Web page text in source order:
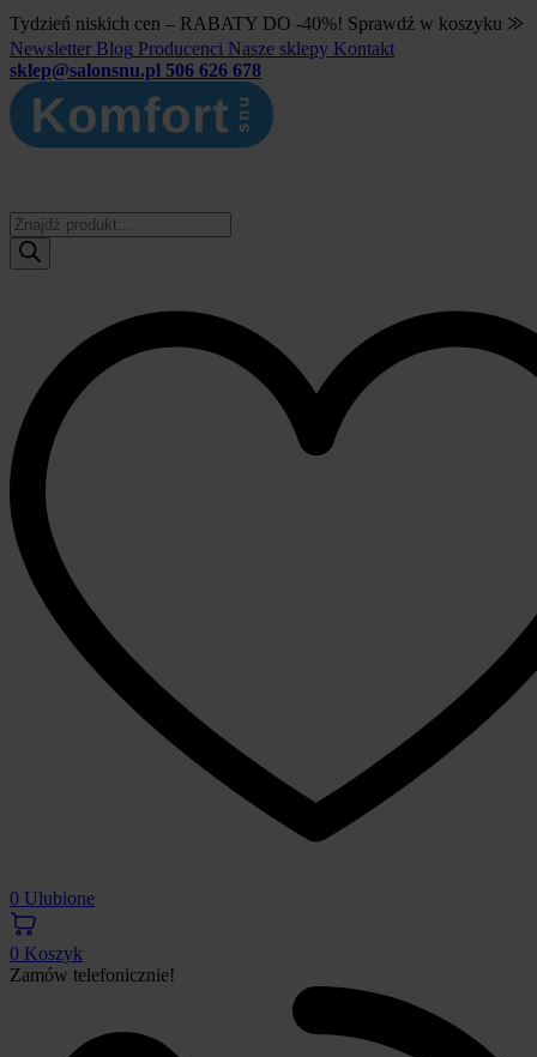
Tydzień niskich cen – RABATY DO -40%! Sprawdź w koszyku ⨠
Newsletter Blog Producenci Nasze sklepy Kontakt
sklep@salonsnu.pl 506 626 678
Wyszukiwarka
produktów
0 Ulubione
0 Koszyk
Zamów telefonicznie!